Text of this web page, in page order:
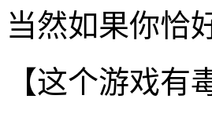
当然如果你
【这个游戏有